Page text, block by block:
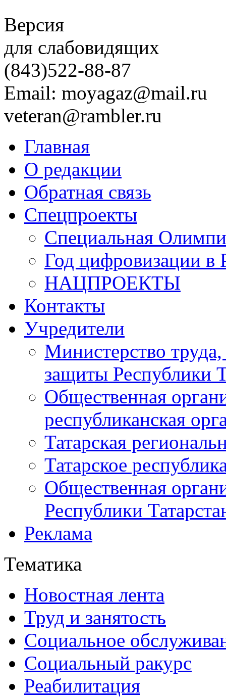
Версия
для слабовидящих
(843)522-88-87
Email: moyagaz@mail.ru
veteran@rambler.ru
Главная
О редакции
Обратная связь
Спецпроекты
Специальная
Год цифровизации в
НАЦПРОЕКТЫ
Контакты
Учредители
Министерство
защиты Республики
Общественная
республиканская
Татарская
Татарское
Общественная
Республики
Реклама
Тематика
Новостная лента
Труд и занятость
Социальное
Социальный ракурс
Реабилитация